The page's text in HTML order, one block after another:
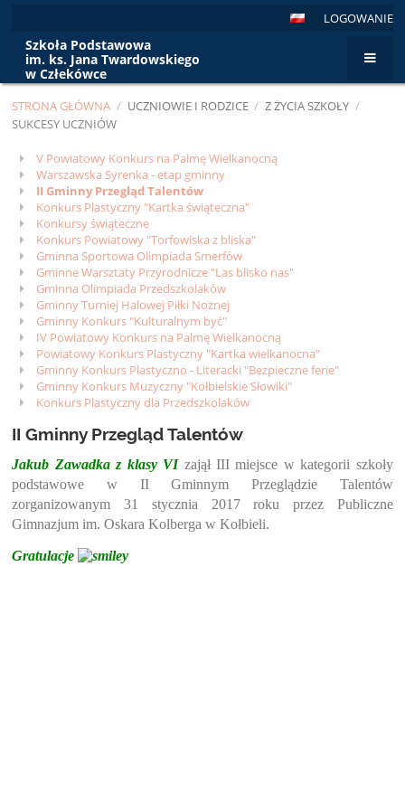
LOGOWANIE
Szkoła Podstawowa
im. ks. Jana Twardowskiego
w Człekówce
STRONA GŁÓWNA / UCZNIOWIE I RODZICE / Z ŻYCIA SZKOŁY /
SUKCESY UCZNIÓW
Sukcesy
uczniów
V Powiatowy Konkurs na Palmę Wielkanocną
Warszawska Syrenka - etap gminny
II Gminny Przegląd Talentów
Konkurs Plastyczny "Kartka świąteczna"
Konkursy świąteczne
Konkurs Powiatowy "Torfowiska z bliska"
Gminna Sportowa Olimpiada Smerfów
Gminne Warsztaty Przyrodnicze "Las blisko nas"
Gminna Olimpiada Przedszkolaków
Gminny Turniej Halowej Piłki Nożnej
Gminny Konkurs "Kulturalnym być"
IV Powiatowy Konkurs na Palmę Wielkanocną
Powiatowy Konkurs Plastyczny "Kartka wielkanocna"
Gminny Konkurs Plastyczno - Literacki "Bezpieczne ferie"
Gminny Konkurs Muzyczny "Kołbielskie Słowiki"
Konkurs Plastyczny dla Przedszkolaków
II Gminny Przegląd Talentów
Jakub Zawadka z klasy VIzajął III miejsce w kategorii szkoły
podstawowe w II Gminnym Przeglądzie Talentów
zorganizowanym 31 stycznia 2017 roku przez Publiczne
Gimnazjum im. Oskara Kolberga w Kołbieli.
Gratulacje